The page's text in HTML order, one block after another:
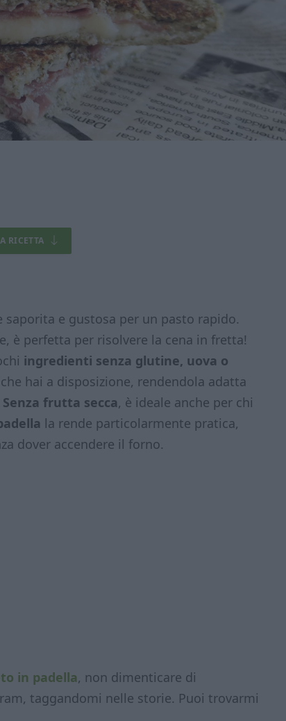
RICETTA
saporita e gustosa per un pasto rapido.
è perfetta per risolvere la cena in fretta!
ingredienti senza glutine, uova o
hai a disposizione, rendendola adatta
Senza frutta secca, è ideale anche per chi
la rende particolarmente pratica,
dover accendere il forno.
in padella, non dimenticare di
taggandomi nelle storie. Puoi trovarmi